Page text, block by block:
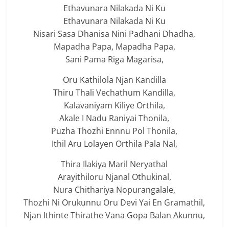
Ethavunara Nilakada Ni Ku
Ethavunara Nilakada Ni Ku
Nisari Sasa Dhanisa Nini Padhani Dhadha,
Mapadha Papa, Mapadha Papa,
Sani Pama Riga Magarisa,
Oru Kathilola Njan Kandilla
Thiru Thali Vechathum Kandilla,
Kalavaniyam Kiliye Orthila,
Akale I Nadu Raniyai Thonila,
Puzha Thozhi Ennnu Pol Thonila,
Ithil Aru Lolayen Orthila Pala Nal,
Thira Ilakiya Maril Neryathal
Arayithiloru Njanal Othukinal,
Nura Chithariya Nopurangalale,
Thozhi Ni Orukunnu Oru Devi Yai En Gramathil,
Njan Ithinte Thirathe Vana Gopa Balan Akunnu,